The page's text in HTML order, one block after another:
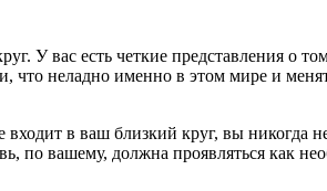
У вас есть четкие представления о
что неладно именно в этом мире и
в ваш близкий круг, вы никогда
по вашему, должна проявляться как